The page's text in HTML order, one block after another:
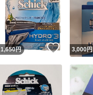
ね！
1,650円 いいね！
3,000円